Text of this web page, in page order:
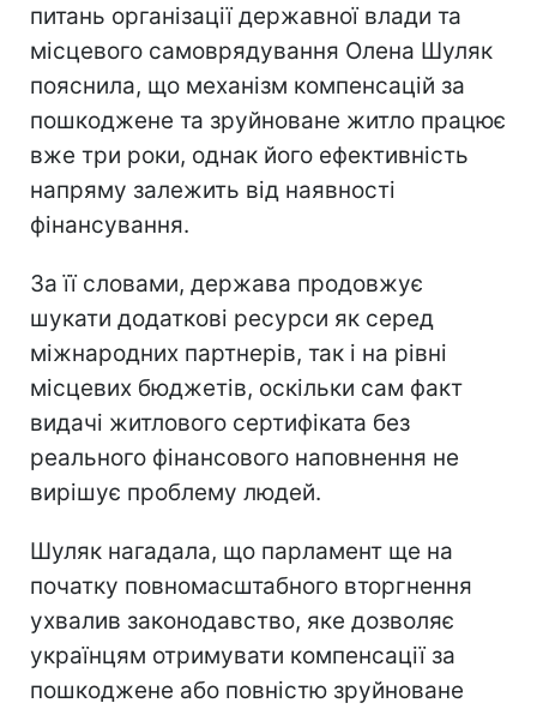
питань організації державної влади та
місцевого самоврядування Олена Шуляк
пояснила, що механізм компенсацій за
пошкоджене та зруйноване житло працює
вже три роки, однак його ефективність
напряму залежить від наявності
фінансування.
За її словами, держава продовжує
шукати додаткові ресурси як серед
міжнародних партнерів, так і на рівні
місцевих бюджетів, оскільки сам факт
видачі житлового сертифіката без
реального фінансового наповнення не
вирішує проблему людей.
Шуляк нагадала, що парламент ще на
початку повномасштабного вторгнення
ухвалив законодавство, яке дозволяє
українцям отримувати компенсації за
пошкоджене або повністю зруйноване